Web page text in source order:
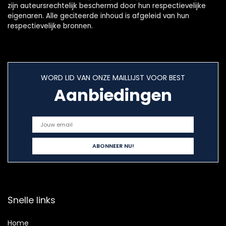
zijn auteursrechtelijk beschermd door hun respectievelijke
eigenaren. Alle geciteerde inhoud is afgeleid van hun
respectievelijke bronnen.
WORD LID VAN ONZE MAILLIJST VOOR BEST
Aanbiedingen
Snelle links
Home